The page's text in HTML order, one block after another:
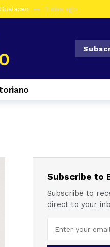
2 días ago
en la vía Cuenca – Loja
en Azogues 5 días ago
mujer detenida
del Ecuador
Subscribe to
Subscribe to
direct to your